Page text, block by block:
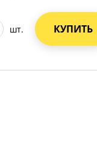
шт. КУПИТЬ